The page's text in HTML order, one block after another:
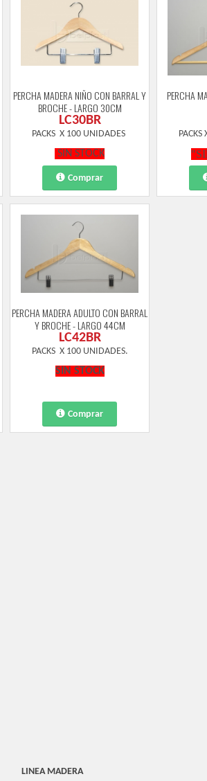
PERCHA MADERA NIÑO CON BARRAL Y
BROCHE - LARGO 30CM
LC30BR
PACKS X 100 UNIDADES
SIN STOCK
Comprar
PERCHA
PERCHA MADERA ADULTO CON BARRAL
Y BROCHE - LARGO 44CM
LC42BR
PACKS X 100 UNIDADES.
SIN STOCK
Comprar
LINEA MADERA